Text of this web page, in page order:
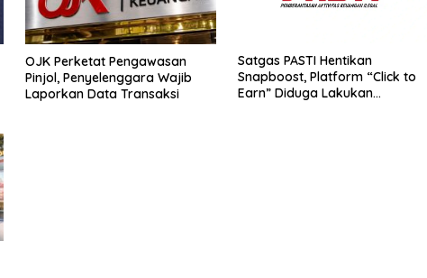
OJK Perketat Pengawasan
Pinjol, Penyelenggara Wajib
Laporkan Data Transaksi
Satgas PASTI Hentikan
Snapboost, Platform “Click to
Earn” Diduga Lakukan